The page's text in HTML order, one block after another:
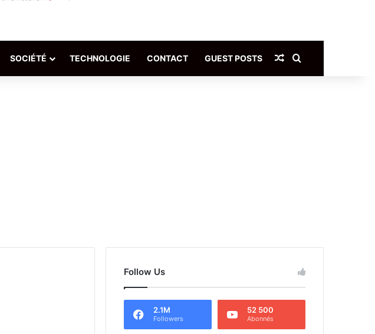
SOCIÉTÉ TECHNOLOGIE CONTACT GUEST POSTS Article Aléatoire
Follow Us
2.1M
Followers
52 500
Abonnés